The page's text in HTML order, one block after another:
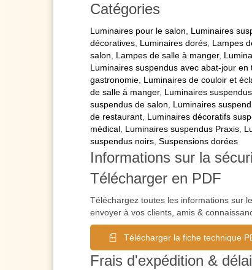
Catégories
Luminaires pour le salon, Luminaires
décoratives, Luminaires dorés, Lampes
salon, Lampes de salle à manger,
Luminaires suspendus avec abat-jour en
gastronomie, Luminaires de couloir et
de salle à manger, Luminaires
suspendus de salon, Luminaires
de restaurant, Luminaires décoratifs
médical, Luminaires suspendus Praxis,
suspendus noirs, Suspensions dorées
Informations sur la
Télécharger en PDF
Téléchargez toutes les informations sur
envoyer à vos clients, amis &
Télécharger la fiche technique
Frais d'expédition &